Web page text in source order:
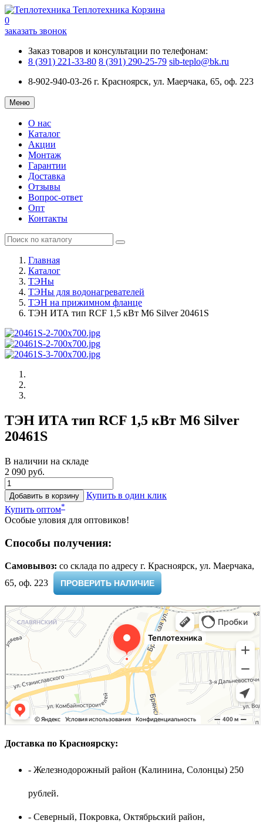
Теплотехника Корзина
0
заказать звонок
Заказ товаров и консультации по телефонам:
8 (391) 221-33-80 8 (391) 290-25-79 sib-teplo@bk.ru
8-902-940-03-26 г. Красноярск, ул. Маерчака, 65, оф. 223
Меню
О нас
Каталог
Акции
Монтаж
Гарантии
Доставка
Отзывы
Вопрос-ответ
Опт
Контакты
Главная
Каталог
ТЭНы
ТЭНы для водонагревателей
ТЭН на прижимном фланце
ТЭН ИТА тип RCF 1,5 кВт M6 Silver 20461S
ТЭН ИТА тип RCF 1,5 кВт M6 Silver
20461S
В наличии на складе
2 090 руб.
Добавить в корзину
Купить в один клик
Купить оптом*
Особые уловия для оптовиков!
Способы получения:
Самовывоз: cо склада по адресу г. Красноярск, ул. Маерчака,
65, оф. 223 ​
ПРОВЕРИТЬ НАЛИЧИЕ
Доставка по Красноярску:
- Железнодорожный район (Калинина, Солонцы) 250
рублей.
- Северный, Покровка, Октябрьский район,